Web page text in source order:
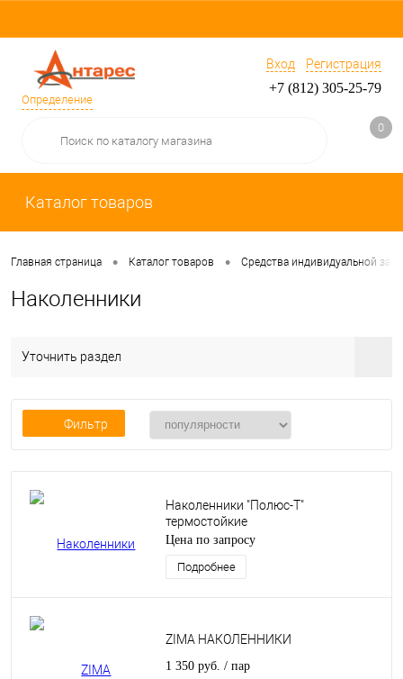
Определение
Вход Регистрация
+7 (812) 305-25-79
0
Каталог товаров
Главная страница • Каталог товаров • Средства индивидуальной
Наколенники
Уточнить раздел
Фильтр
Наколенники "Полюс-Т"
термостойкие
Цена по запросу
Подробнее
ZIMA НАКОЛЕННИКИ
1 350 руб. / пар